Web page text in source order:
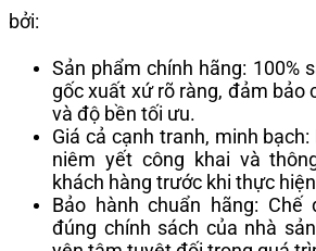
bởi:
Sản phẩm chính hãng: 100%
gốc xuất xứ rõ ràng, đảm bảo
và độ bền tối ưu.
Giá cả cạnh tranh, minh
niêm yết công khai và
khách hàng trước khi thực
Bảo hành chuẩn hãng:
đúng chính sách của nhà